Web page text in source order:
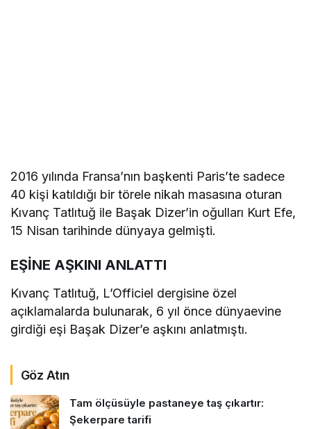
2016 yılında Fransa’nın başkenti Paris’te sadece
40 kişi katıldığı bir törele nikah masasına oturan
Kıvanç Tatlıtuğ ile Başak Dizer’in oğulları Kurt Efe,
15 Nisan tarihinde dünyaya gelmişti.
EŞİNE AŞKINI ANLATTI
Kıvanç Tatlıtuğ, L’Officiel dergisine özel
açıklamalarda bulunarak, 6 yıl önce dünyaevine
girdiği eşi Başak Dizer’e aşkını anlatmıştı.
Göz Atın
Tam ölçüsüyle pastaneye taş çıkartır:
Şekerpare tarifi